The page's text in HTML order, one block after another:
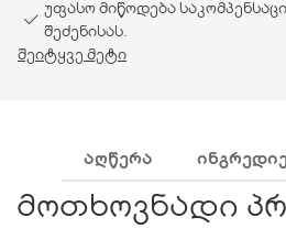
უფასო მიწოდება
შეძენისას.
შეიტყვე მეტი
ᲐᲦᲬᲔᲠᲐ
მოთხოვნადი